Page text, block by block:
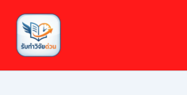
Skip
content